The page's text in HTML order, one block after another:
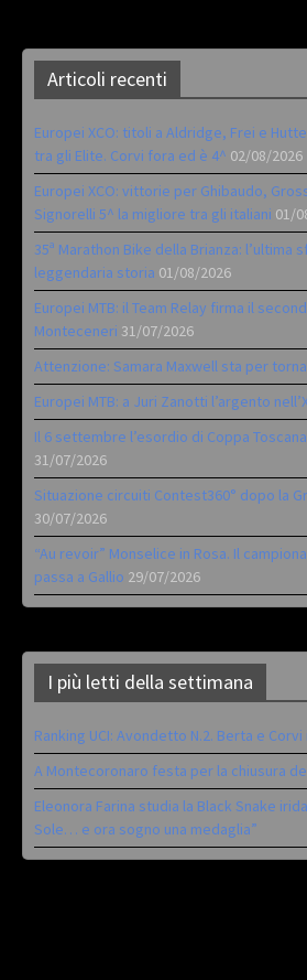
Articoli recenti
Europei XCO: titoli a Aldridge, Frei e
tra gli Elite. Corvi fora ed è 4^ 02/08/2026
Europei XCO: vittorie per Ghibaudo,
Signorelli 5^ la migliore tra gli italiani 01/
35ª Marathon Bike della Brianza: l’ultima
leggendaria storia 01/08/2026
Europei MTB: il Team Relay firma il
Monteceneri 31/07/2026
Attenzione: Samara Maxwell sta per
Europei MTB: a Juri Zanotti l’argento
Il 6 settembre l’esordio di Coppa
31/07/2026
Situazione circuiti Contest360° dopo la
30/07/2026
“Au revoir” Monselice in Rosa. Il
passa a Gallio 29/07/2026
I più letti della settimana
Ranking UCI: Avondetto N.2. Berta e Corvi
A Montecoronaro festa per la chiusura
Eleonora Farina studia la Black Snake
Sole… e ora sogno una medaglia”